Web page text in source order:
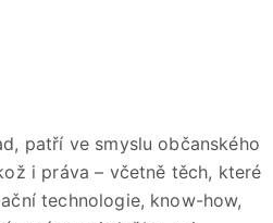
patří ve smyslu občanského
i práva – včetně těch, které
technologie, know-how,